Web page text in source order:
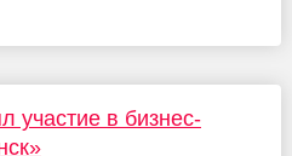
участие в бизнес-